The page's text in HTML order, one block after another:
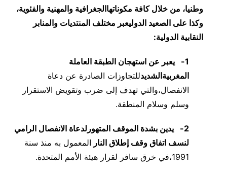
وطنيا، من خلال كافة مكوناتهاالجغرافية والمهنية والفئوية،
وكذا على الصعيد الدوليعبر مختلف المنتديات والمنابر
النقابية الدولية:
1-
يعبر عن استهجان الطبقة العاملة
المغربيةالشديدللتجاوزات الصادرة عن دعاة
الانفصال،والتي تهدف إلى ضرب وتقويض الاستقرار
وسلم وسلام المنطقة.
2- يدين بشدة الموقف المتهور لدعاة الانفصال الرامي
لنسف اتفاق وقف إطلاق النار المعمول به منذ سنة
1991،في خرق سافر لقرار هيئة الأمم المتحدة.